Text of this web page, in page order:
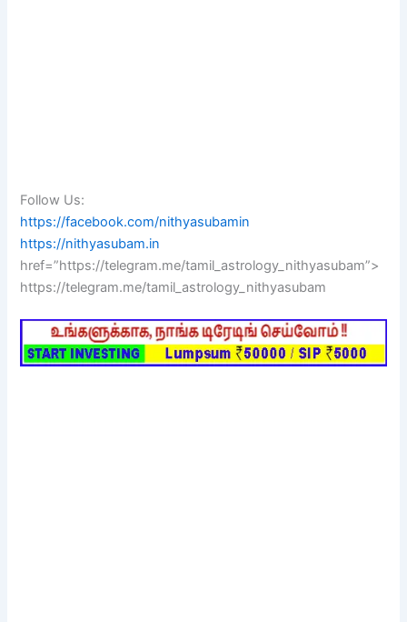
Follow Us:
https://facebook.com/nithyasubamin
https://nithyasubam.in
href=”https://telegram.me/tamil_astrology_nithyasubam”>
https://telegram.me/tamil_astrology_nithyasubam